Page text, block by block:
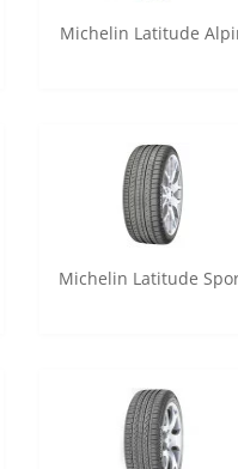
Michelin Latitude
Michelin Latitude